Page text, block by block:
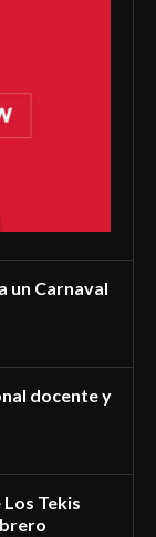
un Carnaval
docente y
Tekis